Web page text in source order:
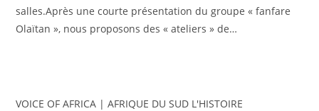
salles.Après une courte présentation du groupe « fanfare
Olaïtan », nous proposons des « ateliers » de…
VOICE OF AFRICA | AFRIQUE DU SUD L'HISTOIRE